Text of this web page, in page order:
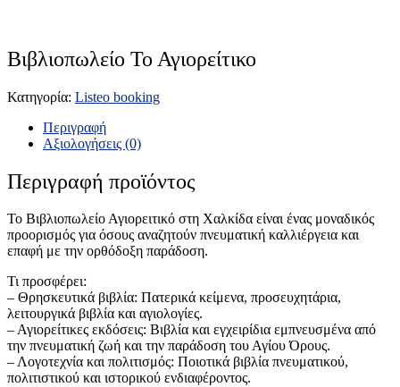
Βιβλιοπωλείο Το Αγιορείτικο
Κατηγορία: Listeo booking
Περιγραφή
Αξιολογήσεις (0)
Περιγραφή προϊόντος
Το Βιβλιοπωλείο Αγιορειτικό στη Χαλκίδα είναι ένας μοναδικός
προορισμός για όσους αναζητούν πνευματική καλλιέργεια και
επαφή με την ορθόδοξη παράδοση.
Τι προσφέρει:
– Θρησκευτικά βιβλία: Πατερικά κείμενα, προσευχητάρια,
λειτουργικά βιβλία και αγιολογίες.
– Αγιορείτικες εκδόσεις: Βιβλία και εγχειρίδια εμπνευσμένα από
την πνευματική ζωή και την παράδοση του Αγίου Όρους.
– Λογοτεχνία και πολιτισμός: Ποιοτικά βιβλία πνευματικού,
πολιτιστικού και ιστορικού ενδιαφέροντος.